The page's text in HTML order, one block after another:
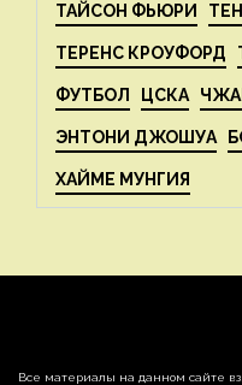
ТАЙСОН ФЬЮРИ
ТЕРЕНС КРОУФОРД
ФУТБОЛ ЦСКА
ЭНТОНИ ДЖОШУА
ХАЙМЕ МУНГИЯ
Все материалы на данном сайте